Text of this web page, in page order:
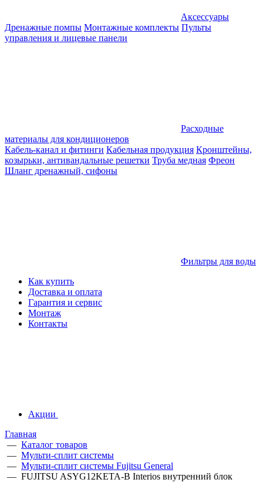
Аксессуары
Дренажные помпы Монтажные комплекты Пульты
управления и лицевые панели
Расходные
материалы для кондиционеров
Кабель-канал и фитинги Кабельная продукция Кронштейны,
козырьки, антивандальные решетки Труба медная Фреон
Шланг дренажный, сифоны
Фильтры для воды
Как купить
Доставка и оплата
Гарантия и сервис
Монтаж
Контакты
Акции
Главная
— Каталог товаров
— Мульти-сплит системы
— Мульти-сплит системы Fujitsu General
— FUJITSU ASYG12KETA-B Interios внутренний блок